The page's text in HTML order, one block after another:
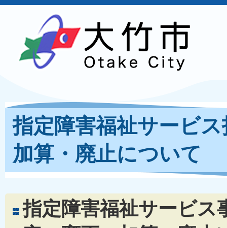
指定障害福祉サービ
加算・廃止について
指定障害福祉サービス